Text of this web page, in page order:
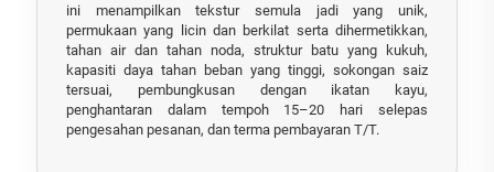
ini menampilkan tekstur semula jadi yang unik,
permukaan yang licin dan berkilat serta dihermetikkan,
tahan air dan tahan noda, struktur batu yang kukuh,
kapasiti daya tahan beban yang tinggi, sokongan saiz
tersuai, pembungkusan dengan ikatan kayu,
penghantaran dalam tempoh 15–20 hari selepas
pengesahan pesanan, dan terma pembayaran T/T.